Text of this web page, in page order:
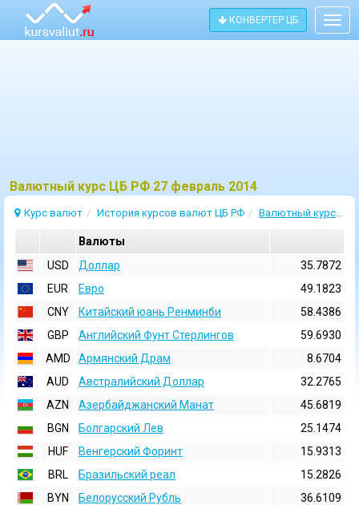
КОНВЕРТЕР ЦБ
Bалютный курс ЦБ РФ 27 февраль 2014
Курс валют История курсов валют ЦБ РФ Валютный курс 27 Февраль 2014
Валюты
USD
Доллар
35.7872
EUR
Евро
49.1823
CNY
Китайский юань Ренминби
58.4386
GBP
Английский Фунт Стерлингов
59.6930
AMD
Армянский Драм
8.6704
AUD
Австралийский Доллар
32.2765
AZN
Азербайджанский Манат
45.6819
BGN
Болгарский Лев
25.1474
HUF
Венгерский Форинт
15.9313
BRL
Бразильский реал
15.2826
BYN
Белорусский Рубль
36.6109